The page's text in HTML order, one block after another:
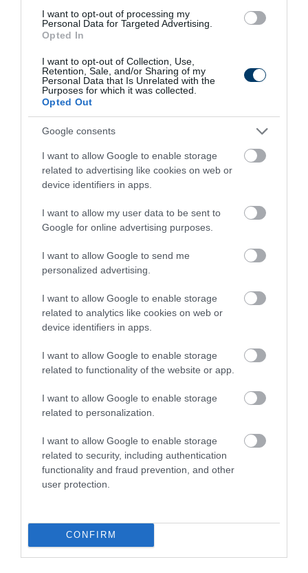
I want to opt-out of processing my
Personal Data for Targeted Advertising.
Opted In
I want to opt-out of Collection, Use,
Retention, Sale, and/or Sharing of my
Personal Data that Is Unrelated with the
Purposes for which it was collected.
Opted Out
Google consents
I want to allow Google to enable storage
related to advertising like cookies on web or
device identifiers in apps.
I want to allow my user data to be sent to
Google for online advertising purposes.
I want to allow Google to send me
personalized advertising.
I want to allow Google to enable storage
related to analytics like cookies on web or
device identifiers in apps.
I want to allow Google to enable storage
related to functionality of the website or app.
I want to allow Google to enable storage
related to personalization.
I want to allow Google to enable storage
related to security, including authentication
functionality and fraud prevention, and other
user protection.
CONFIRM
5 Hidden Signs You Have Worms Inside Your
Body
165 40
Kép és a videó forrása: https://www.youtube.com/watch?
Legnépszerűbb
Ettől lesz elképesztően szaftos a csirkecomb: a
sörös pác a titok